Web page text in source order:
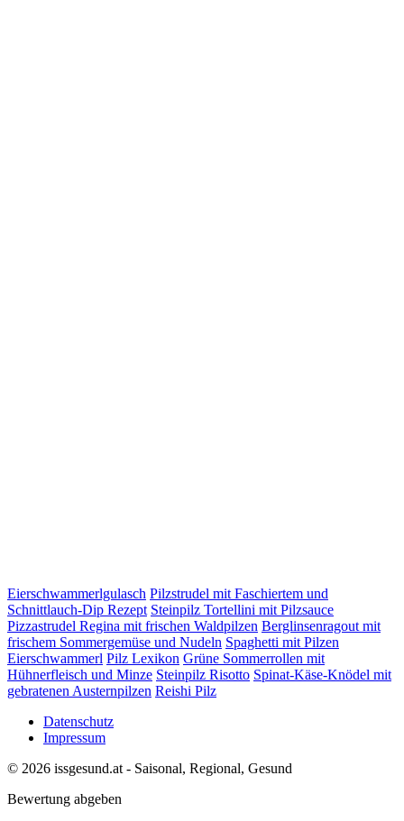
Eierschwammerlgulasch Pilzstrudel mit Faschiertem und
Schnittlauch-Dip Rezept Steinpilz Tortellini mit Pilzsauce
Pizzastrudel Regina mit frischen Waldpilzen Berglinsenragout mit
frischem Sommergemüse und Nudeln Spaghetti mit Pilzen
Eierschwammerl Pilz Lexikon Grüne Sommerrollen mit
Hühnerfleisch und Minze Steinpilz Risotto Spinat-Käse-Knödel mit
gebratenen Austernpilzen Reishi Pilz
Datenschutz
Impressum
© 2026 issgesund.at - Saisonal, Regional, Gesund
Bewertung abgeben